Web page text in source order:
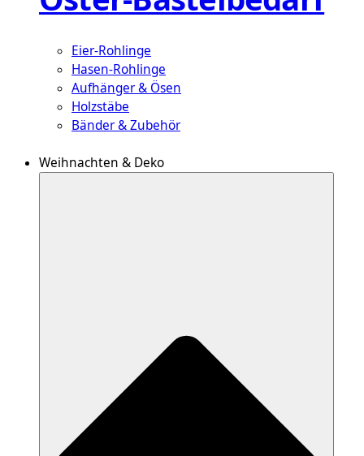
Eier-Rohlinge
Hasen-Rohlinge
Aufhänger & Ösen
Holzstäbe
Bänder & Zubehör
Weihnachten & Deko